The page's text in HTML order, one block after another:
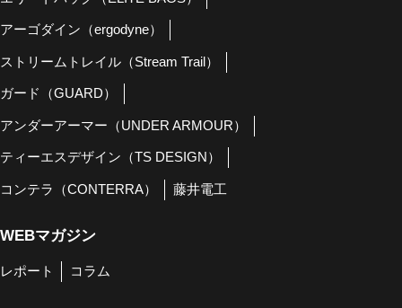
アーゴダイン（ergodyne）
ストリームトレイル（Stream Trail）
ガード（GUARD）
アンダーアーマー（UNDER ARMOUR）
ティーエスデザイン（TS DESIGN）
コンテラ（CONTERRA） 藤井電工
WEBマガジン
レポート コラム